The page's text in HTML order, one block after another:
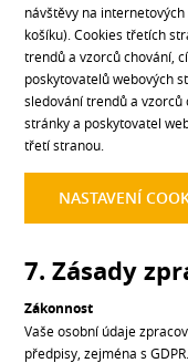
návštěvy na
košíku). Cookies třetích
trendů a vzorců chování,
poskytovatelů webových
sledování trendů a
stránky a poskytovatel
třetí stranou.
NASTAVENÍ
7. Zásady
Zákonnost
Vaše osobní údaje
předpisy, zejména s GDPR.